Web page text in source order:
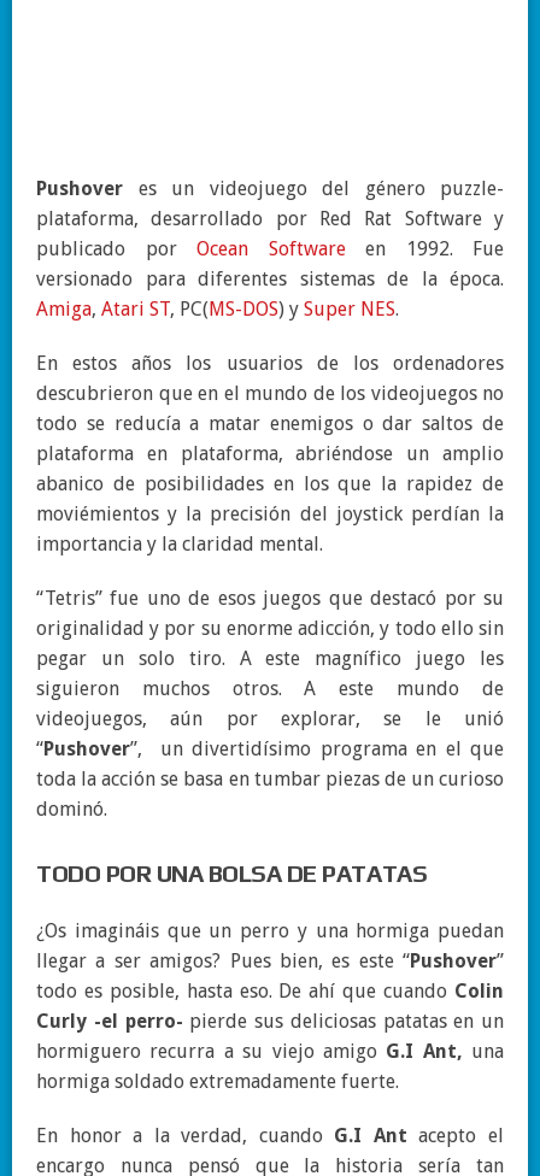
Pushover es un videojuego del género puzzle-
plataforma, desarrollado por
Red Rat Software y
publicado por Ocean Softwareen 1992. Fue
versionado para diferentes sistemas de la época.
Amiga, Atari ST, PC( MS-DOS) y Super NES.
En estos años los usuarios de los ordenadores
descubrieron que en el mundo de los videojuegos no
todo se reducía a matar enemigos o dar saltos de
plataforma en plataforma, abriéndose un amplio
abanico de posibilidades en los que la rapidez de
moviémientos y la precisión del joystick perdían la
importancia y la claridad mental.
“Tetris” fue uno de esos juegos que destacó por su
originalidad y por su enorme adicción, y todo ello sin
pegar un solo tiro. A este magnífico juego les
siguieron muchos otros. A este mundo de
videojuegos, aún por explorar, se le unió
“Pushover”, un divertidísimo programa en el que
toda la acción se basa en tumbar piezas de un curioso
dominó.
TODO POR UNA BOLSA DE PATATAS
¿Os imagináis que un perro y una hormiga puedan
llegar a ser amigos? Pues bien, es este “Pushover”
todo es posible, hasta eso. De ahí que cuando Colin
Curly -el perro- pierde sus deliciosas patatas en un
hormiguero recurra a su viejo amigo G.I Ant, una
hormiga soldado extremadamente fuerte.
En honor a la verdad, cuando G.I Antacepto el
encargo nunca pensó que la historia sería tan